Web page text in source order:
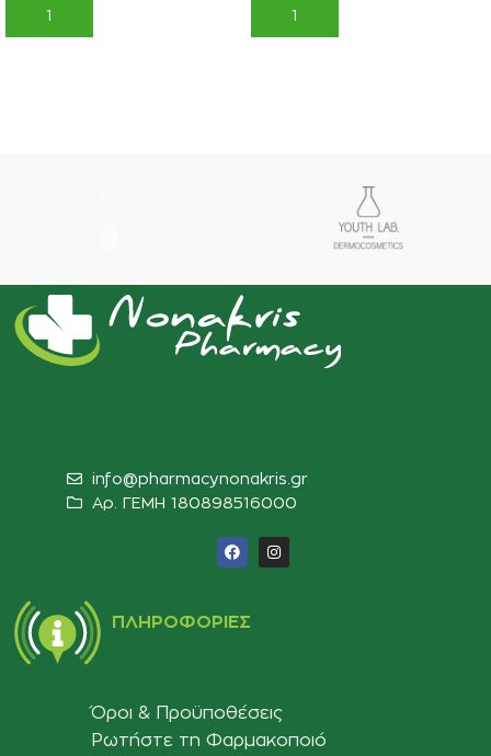
ΠΡΟΣΘΉΚΗ ΣΤΟ ΚΑΛΆΘΙ ΠΡΟΣΘΉΚΗ ΣΤΟ ΚΑΛΆΘΙ
info@pharmacynonakris.gr
Αρ. ΓΕΜΗ 180898516000‬
ΠΛΗΡΟΦΟΡΊΕΣ
Όροι & Προϋποθέσεις
Ρωτήστε τη Φαρμακοποιό